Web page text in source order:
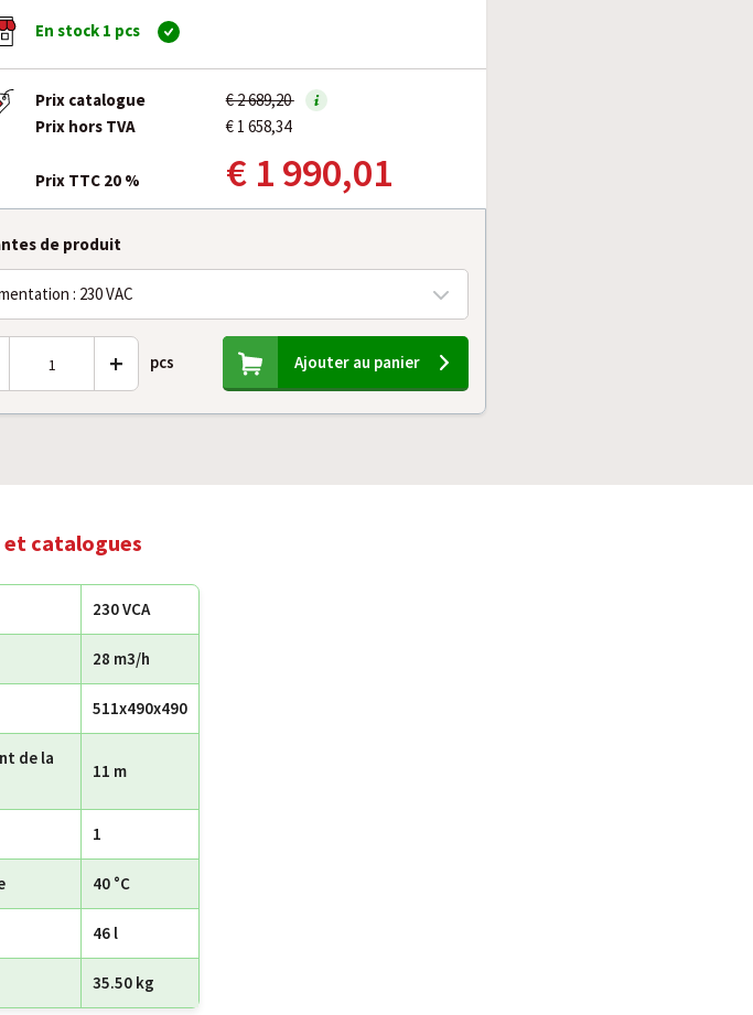
En stock 1 pcs
Prix catalogue
€ 2 689,20
Prix hors TVA
€ 1 658,34
Prix TTC 20 % € 1 990,01
de produit
: 230 VAC
pcs
+ Ajouter au panier
et catalogues
230 VCA
28 m3/h
511x490x490
de la
11 m
1
40 °C
46 l
35.50 kg